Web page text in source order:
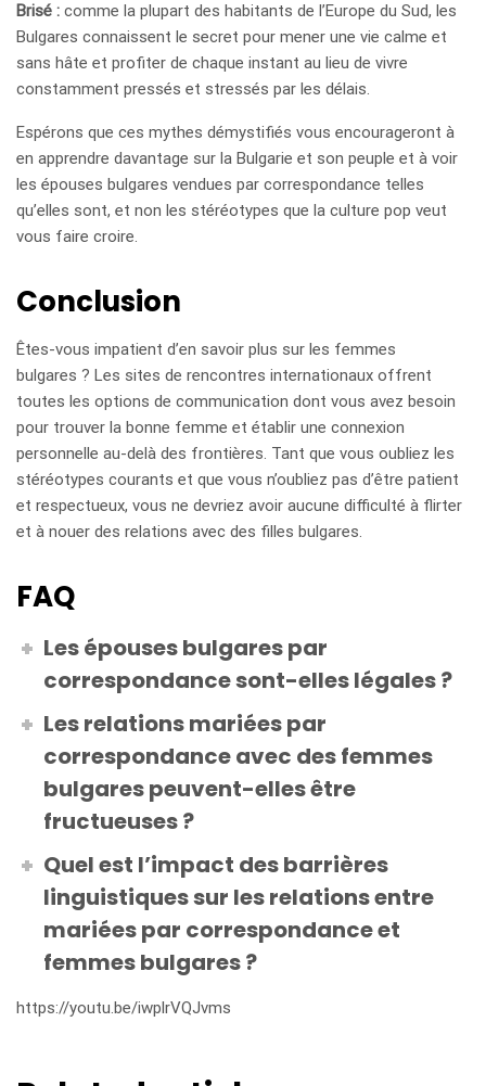
Brisé : comme la plupart des habitants de l’Europe du Sud, les
Bulgares connaissent le secret pour mener une vie calme et
sans hâte et profiter de chaque instant au lieu de vivre
constamment pressés et stressés par les délais.
Espérons que ces mythes démystifiés vous encourageront à
en apprendre davantage sur la Bulgarie et son peuple et à voir
les épouses bulgares vendues par correspondance telles
qu’elles sont, et non les stéréotypes que la culture pop veut
vous faire croire.
Conclusion
Êtes-vous impatient d’en savoir plus sur les femmes
bulgares ? Les sites de rencontres internationaux offrent
toutes les options de communication dont vous avez besoin
pour trouver la bonne femme et établir une connexion
personnelle au-delà des frontières. Tant que vous oubliez les
stéréotypes courants et que vous n’oubliez pas d’être patient
et respectueux, vous ne devriez avoir aucune difficulté à flirter
et à nouer des relations avec des filles bulgares.
FAQ
Les épouses bulgares par
correspondance sont-elles légales ?
Les relations mariées par
correspondance avec des femmes
bulgares peuvent-elles être
fructueuses ?
Quel est l’impact des barrières
linguistiques sur les relations entre
mariées par correspondance et
femmes bulgares ?
https://youtu.be/iwplrVQJvms